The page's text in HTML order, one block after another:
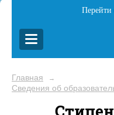
Главная →
Сведения об